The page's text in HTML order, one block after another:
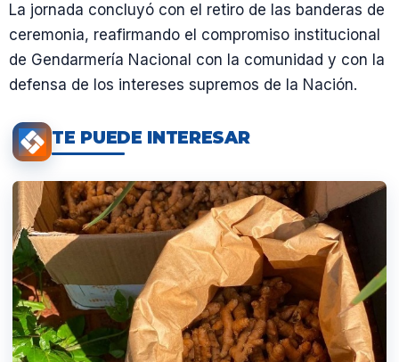
La jornada concluyó con el retiro de las banderas de
ceremonia, reafirmando el compromiso institucional
de Gendarmería Nacional con la comunidad y con la
defensa de los intereses supremos de la Nación.
TE PUEDE INTERESAR